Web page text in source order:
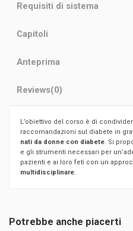
Requisiti di sistema
Capitoli
Anteprima
Reviews(0)
L’obiettivo del corso è di
raccomandazioni sul diabete in
nati da donne con diabete. Si
e gli strumenti necessari per
pazienti e ai loro feti con un
multidisciplinare.
Potrebbe anche piacerti